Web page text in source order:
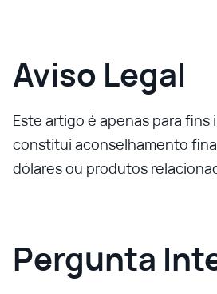
Aviso Legal
Este artigo é apenas para fins
constitui aconselhamento
dólares ou produtos
Pergunta